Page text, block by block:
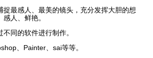
捉最感人、最美的镜头，充分发挥大胆的想
人、鲜艳。
同的软件进行制作。
、Painter、sai等等。